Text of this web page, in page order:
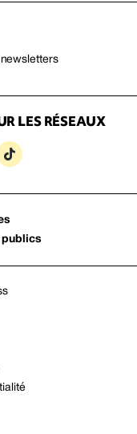
LES RÉSEAUX
publics